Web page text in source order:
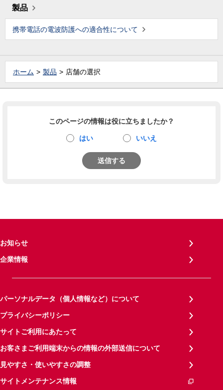
製品
携帯電話の電波防護への適合性について
ホーム 製品 店舗の選択
このページの情報は役に立ちましたか？
はい いいえ
送信する
お知らせ
企業情報
パーソナルデータ（個人情報など）について
プライバシーポリシー
サイトご利用にあたって
お客さまご利用端末からの情報の外部送信について
見やすさ・使いやすさの調整
サイトメンテナンス情報